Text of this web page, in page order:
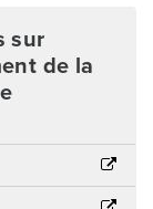
sur
de la